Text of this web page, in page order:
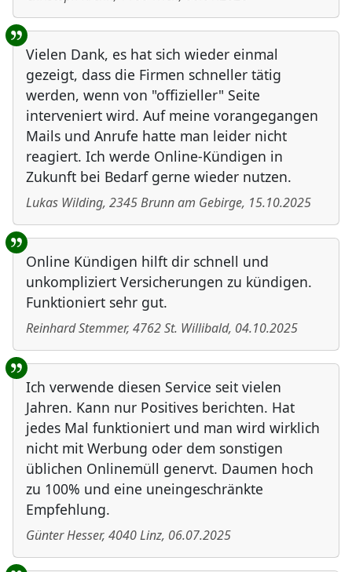
Vielen Dank, es hat sich wieder einmal
gezeigt, dass die Firmen schneller tätig
werden, wenn von "offizieller" Seite
interveniert wird. Auf meine vorangegangen
Mails und Anrufe hatte man leider nicht
reagiert. Ich werde Online-Kündigen in
Zukunft bei Bedarf gerne wieder nutzen.
Lukas Wilding, 2345Brunn am Gebirge, 15.10.2025
Online Kündigen hilft dir schnell und
unkompliziert Versicherungen zu kündigen.
Funktioniert sehr gut.
Reinhard Stemmer, 4762St. Willibald, 04.10.2025
Ich verwende diesen Service seit vielen
Jahren. Kann nur Positives berichten. Hat
jedes Mal funktioniert und man wird wirklich
nicht mit Werbung oder dem sonstigen
üblichen Onlinemüll genervt. Daumen hoch
zu 100% und eine uneingeschränkte
Empfehlung.
Günter Hesser, 4040Linz, 06.07.2025